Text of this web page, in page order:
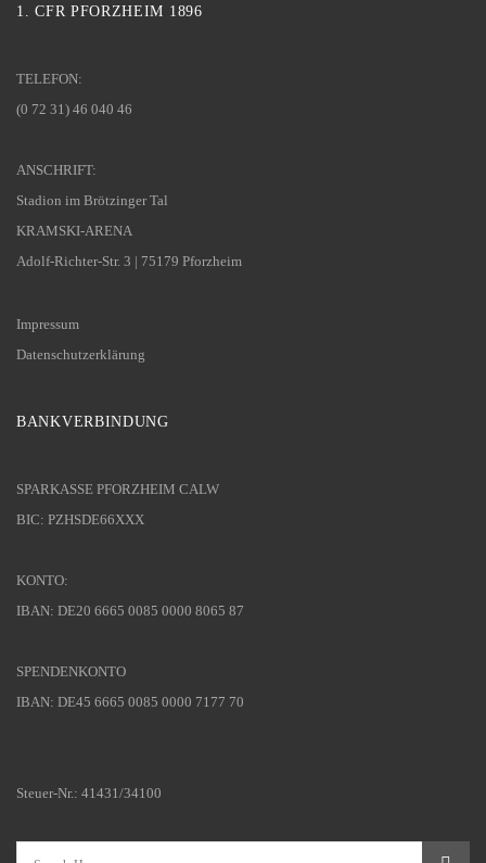
1. CFR PFORZHEIM 1896
TELEFON:
(0 72 31) 46 040 46
ANSCHRIFT:
Stadion im Brötzinger Tal
KRAMSKI-ARENA
Adolf-Richter-Str. 3 | 75179 Pforzheim
Impressum
Datenschutzerklärung
BANKVERBINDUNG
SPARKASSE PFORZHEIM CALW
BIC: PZHSDE66XXX
KONTO:
IBAN: DE20 6665 0085 0000 8065 87
SPENDENKONTO
IBAN: DE45 6665 0085 0000 7177 70
Steuer-Nr.: 41431/34100